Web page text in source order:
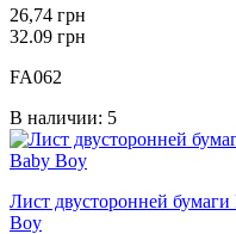
26,74 грн
32.09 грн
FA062
В наличии: 5
Лист двусторонней
Boy